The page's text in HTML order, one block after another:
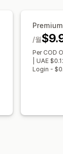
원클릭 주문Premium
/월
Per COD
| UAE
Login -